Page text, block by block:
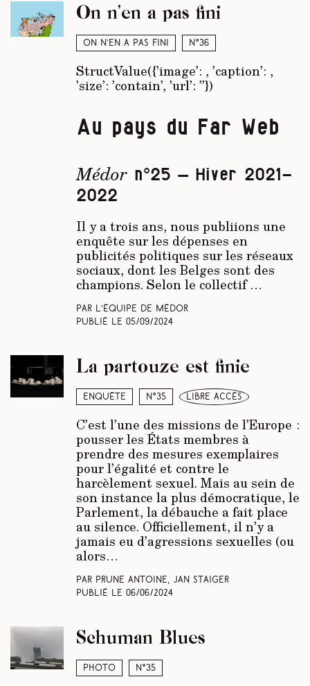
On n’en a pas fini N°36
On n’en a pas fini
StructValue({’image’: , ’caption’: ,
’size’: ’contain’, ’url’: ’’})
Au pays du Far Web
Médorn°25 – Hiver 2021-
2022
Il y a trois ans, nous publiions une
enquête sur les dépenses en
publicités politiques sur les réseaux
sociaux, dont les Belges sont des
champions. Selon le collectif …
Par L’équipe de Médor
Publié le 05/09/2024
Enquête N°35 libre accès
La partouze est finie
C’est l’une des missions de l’Europe :
pousser les États membres à
prendre des mesures exemplaires
pour l’égalité et contre le
harcèlement sexuel. Mais au sein de
son instance la plus démocratique, le
Parlement, la débauche a fait place
au silence. Officiellement, il n’y a
jamais eu d’agressions sexuelles (ou
alors…
Par Prune Antoine, Jan Staiger
Publié le 06/06/2024
Photo N°35
Schuman Blues